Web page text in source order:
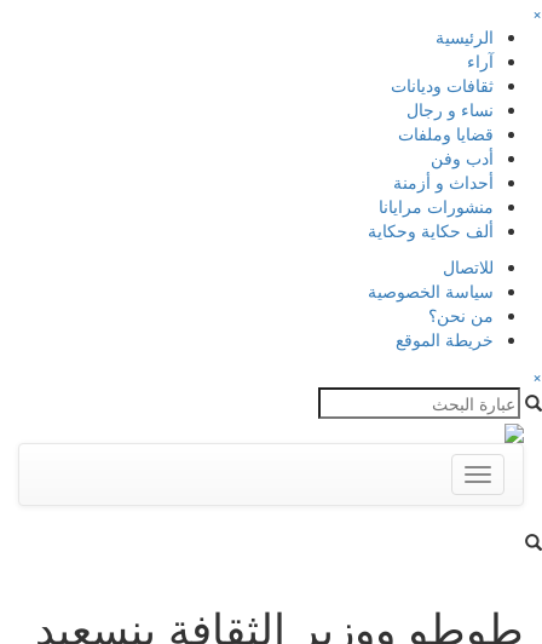
×
الرئيسية
آراء
ثقافات وديانات
نساء و رجال
قضايا وملفات
أدب وفن
أحداث و أزمنة
منشورات مرايانا
ألف حكاية وحكاية
للاتصال
سياسة الخصوصية
من نحن؟
خريطة الموقع
×
Toggle
navigation
طوطو ووزير الثقافة بنسعيد